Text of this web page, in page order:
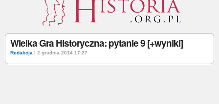
Wielka Gra Historyczna: pytanie 9 [+wyniki]
Redakcja | 2 grudnia 2014 17:27